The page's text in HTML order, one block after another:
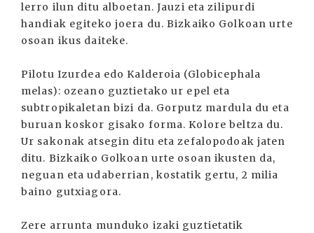
lerro ilun ditu alboetan. Jauzi eta zilipurdi
handiak egiteko joera du. Bizkaiko Golkoan urte
osoan ikus daiteke.
Pilotu Izurdea edo Kalderoia (Globicephala
melas): ozeano guztietako ur epel eta
subtropikaletan bizi da. Gorputz mardula du eta
buruan koskor gisako forma. Kolore beltza du.
Ur sakonak atsegin ditu eta zefalopodoak jaten
ditu. Bizkaiko Golkoan urte osoan ikusten da,
neguan eta udaberrian, kostatik gertu, 2 milia
baino gutxiagora.
Zere arrunta munduko izaki guztietatik